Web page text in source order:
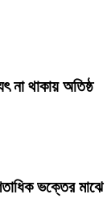
না থাকায় অতিষ্ঠ
ভক্তের মাঝে